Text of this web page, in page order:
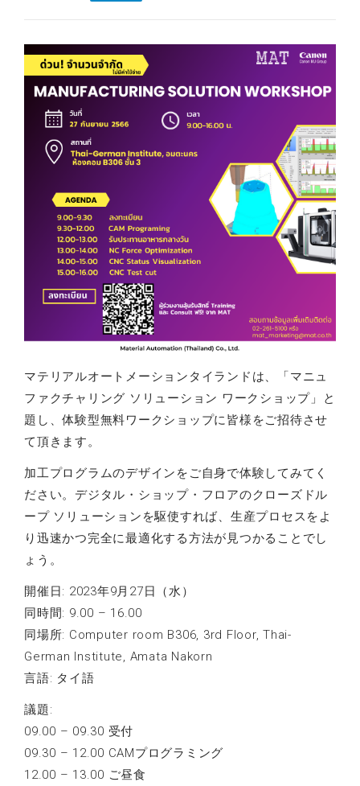
マテリアルオートメーションタイランドは、「マニュ
ファクチャリング ソリューション ワークショップ」と
題し、体験型無料ワークショップに皆様をご招待させ
て頂きます。
加工プログラムのデザインをご自身で体験してみてく
ださい。デジタル・ショップ・フロアのクローズドル
ープ ソリューションを駆使すれば、生産プロセスをよ
り迅速かつ完全に最適化する方法が見つかることでし
ょう。
開催日: 2023年9月27日（水）
同時間: 9.00 – 16.00
同場所: Computer room B306, 3rd Floor, Thai-
German Institute, Amata Nakorn
言語: タイ語
議題:
09.00 – 09.30 受付
09.30 – 12.00 CAMプログラミング
12.00 – 13.00 ご昼食